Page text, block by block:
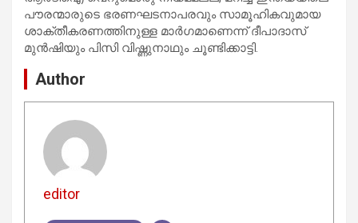
പൗരന്മാരുടെ ഭരണഘടനാപരവും സാമൂഹികവുമായ
ശാക്തീകരണത്തിനുള്ള മാര്‍ഗമാണെന്ന് ദീപാദാസ്
മുന്‍ഷിയും പിസി വിഷ്ണുനാഥും ചൂണ്ടിക്കാട്ടി.
Author
editor